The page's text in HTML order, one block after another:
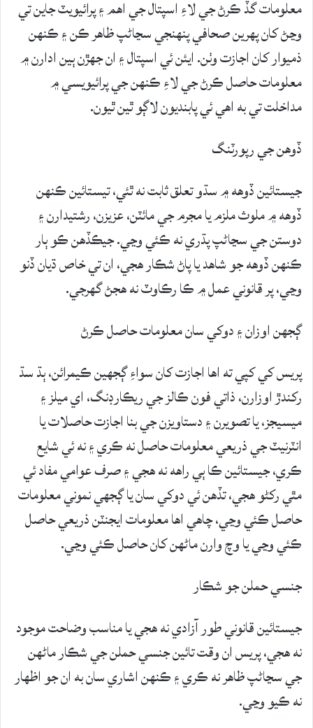
معلومات گڏ ڪرڻ جي لاءِ اسپتال جي اهم ۽ پرائيويٽ جاين تي
وڃڻ کان پهرين صحافي پنهنجي سڃاڻپ ظاهر ڪن ۽ ڪنهن
ذميوار کان اجازت وٺن. ايئن ئي اسپتال ۽ ان جهڙن ٻين ادارن ۾
معلومات حاصل ڪرڻ جي لاءِ ڪنهن جي پرائيويسي ۾
مداخلت تي به اهي ئي پابنديون لاڳو ٿين ٿيون.
ڏوهن جي رپورٽنگ
جيستائين ڏوهه ۾ سڌو تعلق ثابت نه ٿئي، تيستائين ڪنهن
ڏوهه ۾ ملوث ملزم يا مجرم جي مائٽن، عزيزن، رشتيدارن ۽
دوستن جي سڃاڻپ پڌري نه ڪئي وڃي. جيڪڏهن ڪو ٻار
ڪنهن ڏوهه جو شاهد يا پاڻ شڪار هجي، ان تي خاص ڌيان ڏنو
وڃي، پر قانوني عمل ۾ ڪا رڪاوٽ نه هجڻ گهرجي.
ڳجهن اوزان ۽ دوکي سان معلومات حاصل ڪرڻ
پريس کي کپي ته اها اجازت کان سواءِ ڳجهين ڪيمرائن، ٻڌ سڌ
رکندڙ اوزارن، ذاتي فون ڪالز جي ريڪارڊنگ، اي ميلز ۽
ميسيجز، يا تصويرن ۽ دستاويزن جي بنا اجازت حاصلات يا
انٽرنيٽ جي ذريعي معلومات حاصل نه ڪري ۽ نه ئي شايع
ڪري، جيستائين ڪا ٻي راهه نه هجي ۽ صرف عوامي مفاد ئي
مٿي رکڻو هجي، تڏهن ئي دوکي سان يا ڳجهي نموني معلومات
حاصل ڪئي وڃي، چاهي اها معلومات ايجنٽن ذريعي حاصل
ڪئي وڃي يا وچ وارن ماڻهن کان حاصل ڪئي وڃي.
جنسي حملن جو شڪار
جيستائين قانوني طور آزادي نه هجي يا مناسب وضاحت موجود
نه هجي، پريس ان وقت تائين جنسي حملن جي شڪار ماڻهن
جي سڃاڻپ ظاهر نه ڪري ۽ ڪنهن اشاري سان به ان جو اظهار
نه ڪيو وڃي.